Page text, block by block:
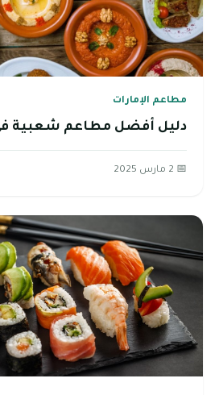
مطاعم الإمارات
دليل أفضل مطاعم شعبية في
📅 2 مارس 2025